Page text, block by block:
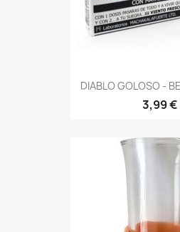
DIABLO GOLOSO -
3,99 €